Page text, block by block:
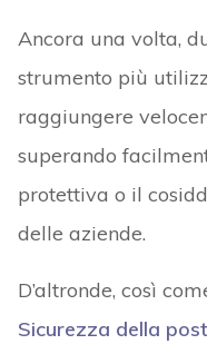
Ancora una volta,
strumento più
raggiungere
superando
protettiva o il
delle aziende.
D’altronde, così
Sicurezza della